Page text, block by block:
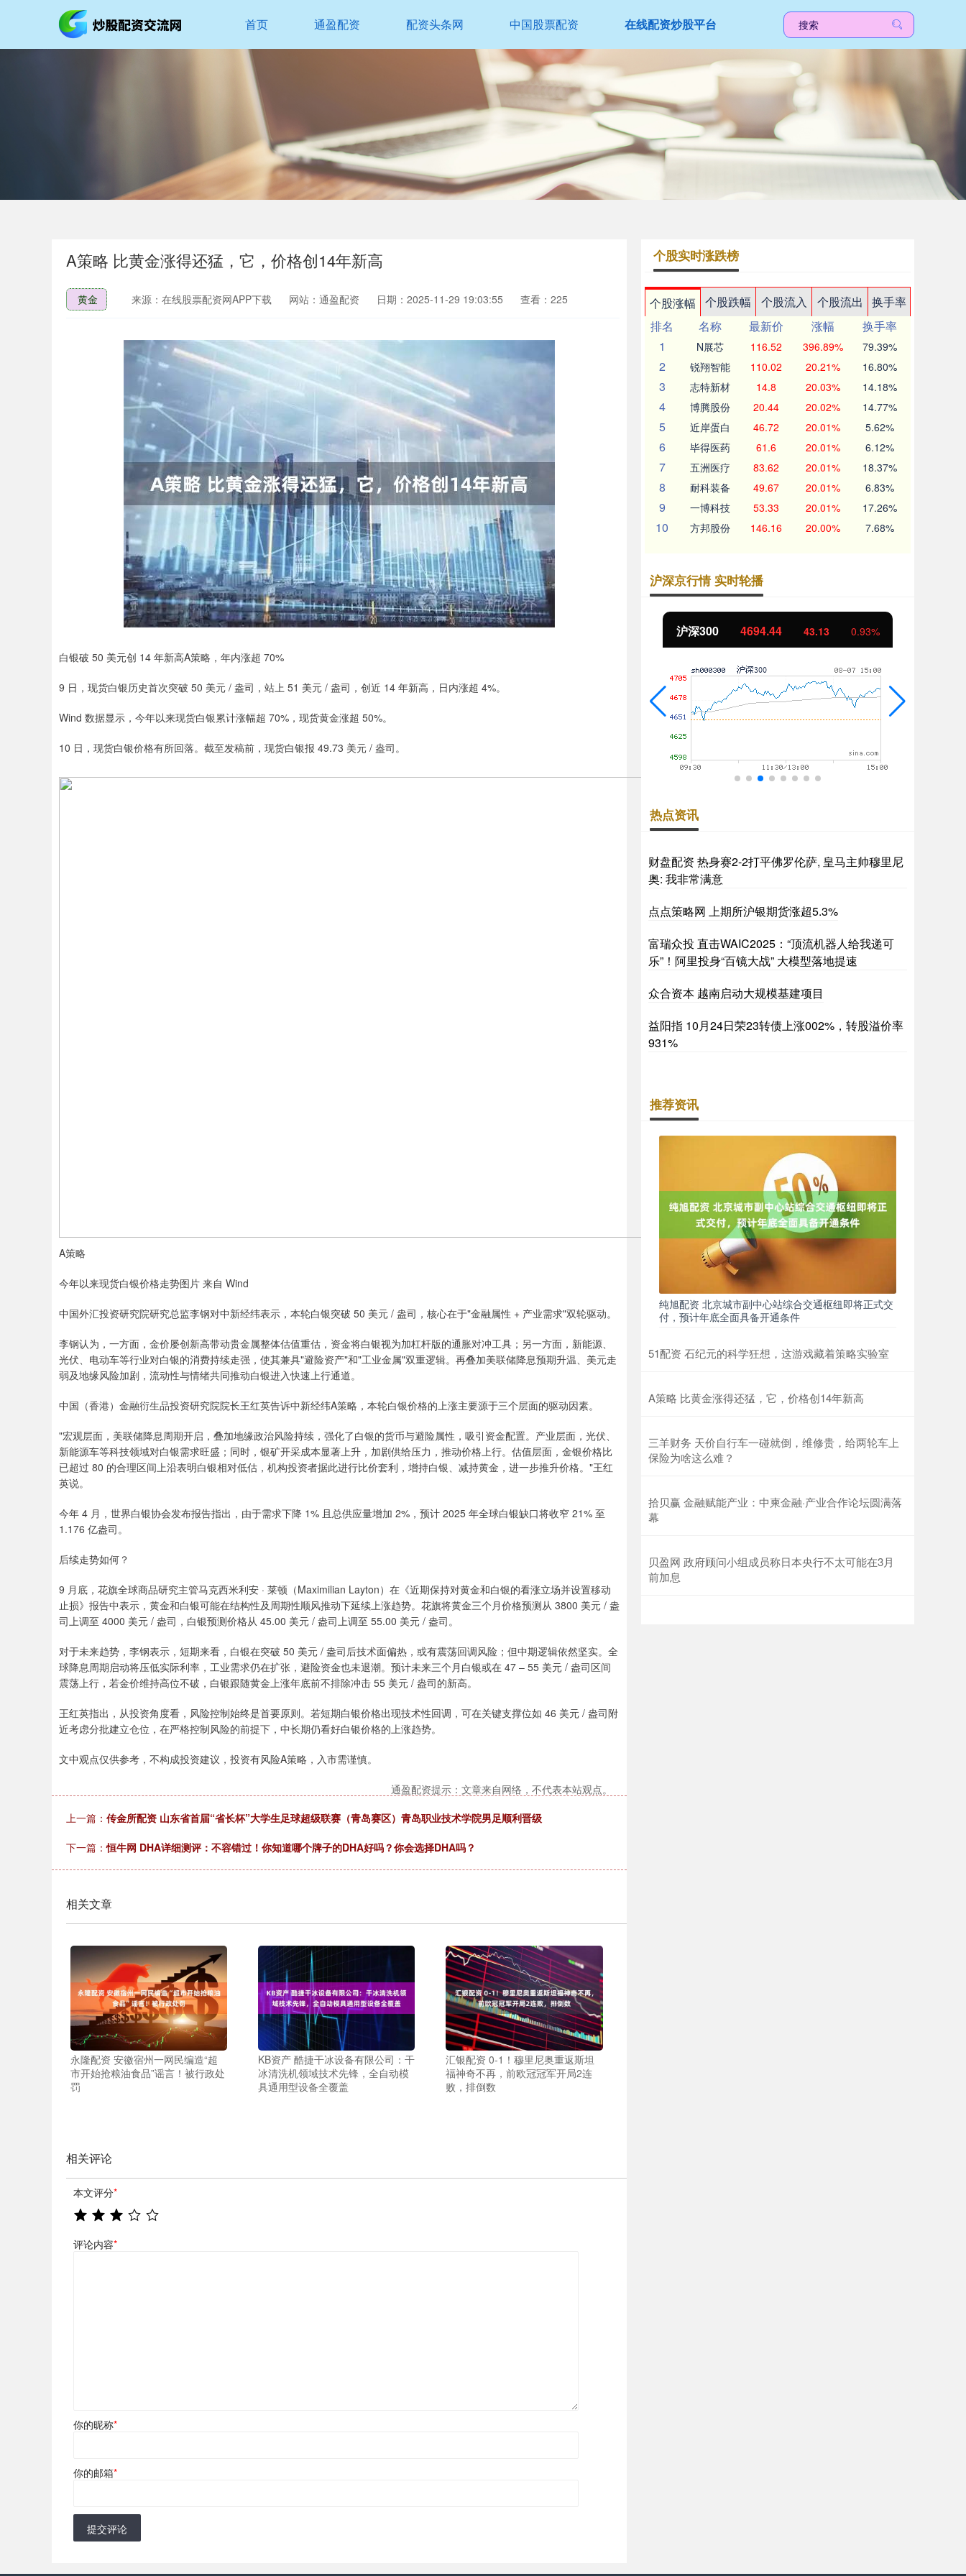
首页 通盈配资 配资头条网 中国股票配资 在线配资炒股平台
A策略 比黄金涨得还猛，它，价格创14年新高
黄金 来源：在线股票配资网APP下载 网站：通盈配资 日期：2025-11-29 19:03:55 查看：225
白银破 50 美元创 14 年新高A策略，年内涨超 70%
9 日，现货白银历史首次突破 50 美元 / 盎司，站上 51 美元 / 盎司，创近 14 年新高，日内涨超 4%。
Wind 数据显示，今年以来现货白银累计涨幅超 70%，现货黄金涨超 50%。
10 日，现货白银价格有所回落。截至发稿前，现货白银报 49.73 美元 / 盎司。
A策略
今年以来现货白银价格走势图片 来自 Wind
中国外汇投资研究院研究总监李钢对中新经纬表示，本轮白银突破 50 美元 / 盎司，核心在于"金融属性 + 产业需求"双轮驱动。
李钢认为，一方面，金价屡创新高带动贵金属整体估值重估，资金将白银视为加杠杆版的通胀对冲工具；另一方面，新能源、
光伏、电动车等行业对白银的消费持续走强，使其兼具"避险资产"和"工业金属"双重逻辑。再叠加美联储降息预期升温、美元走
弱及地缘风险加剧，流动性与情绪共同推动白银进入快速上行通道。
中国（香港）金融衍生品投资研究院院长王红英告诉中新经纬A策略，本轮白银价格的上涨主要源于三个层面的驱动因素。
"宏观层面，美联储降息周期开启，叠加地缘政治风险持续，强化了白银的货币与避险属性，吸引资金配置。产业层面，光伏、
新能源车等科技领域对白银需求旺盛；同时，银矿开采成本显著上升，加剧供给压力，推动价格上行。估值层面，金银价格比
已超过 80 的合理区间上沿表明白银相对低估，机构投资者据此进行比价套利，增持白银、减持黄金，进一步推升价格。"王红
英说。
今年 4 月，世界白银协会发布报告指出，由于需求下降 1% 且总供应量增加 2%，预计 2025 年全球白银缺口将收窄 21% 至
1.176 亿盎司。
后续走势如何？
9 月底，花旗全球商品研究主管马克西米利安 · 莱顿（Maximilian Layton）在《近期保持对黄金和白银的看涨立场并设置移动
止损》报告中表示，黄金和白银可能在结构性及周期性顺风推动下延续上涨趋势。花旗将黄金三个月价格预测从 3800 美元 / 盎
司上调至 4000 美元 / 盎司，白银预测价格从 45.00 美元 / 盎司上调至 55.00 美元 / 盎司。
对于未来趋势，李钢表示，短期来看，白银在突破 50 美元 / 盎司后技术面偏热，或有震荡回调风险；但中期逻辑依然坚实。全
球降息周期启动将压低实际利率，工业需求仍在扩张，避险资金也未退潮。预计未来三个月白银或在 47 – 55 美元 / 盎司区间
震荡上行，若金价维持高位不破，白银跟随黄金上涨年底前不排除冲击 55 美元 / 盎司的新高。
王红英指出，从投资角度看，风险控制始终是首要原则。若短期白银价格出现技术性回调，可在关键支撑位如 46 美元 / 盎司附
近考虑分批建立仓位，在严格控制风险的前提下，中长期仍看好白银价格的上涨趋势。
文中观点仅供参考，不构成投资建议，投资有风险A策略，入市需谨慎。
通盈配资提示：文章来自网络，不代表本站观点。
上一篇： 传金所配资 山东省首届“省长杯”大学生足球超级联赛（青岛赛区）青岛职业技术学院男足顺利晋级
下一篇：恒牛网 DHA详细测评：不容错过！你知道哪个牌子的DHA好吗？你会选择DHA吗？
相关文章
永隆配资 安徽宿州一网民编造“超
市开始抢粮油食品”谣言！被行政处
罚
KB资产 酷捷干冰设备有限公司：干
冰清洗机领域技术先锋，全自动模
具通用型设备全覆盖
汇银配资 0-1！穆里尼奥重返斯坦
福神奇不再，前欧冠冠军开局2连
败，排倒数
相关评论
本文评分*
评论内容*
你的昵称*
你的邮箱*
提交评论
个股实时涨跌榜
个股涨幅 个股跌幅 个股流入 个股流出
换手率
排名
名称 最新价 涨幅
换手率
1
N展芯 116.52 396.89% 79.39%
2 锐翔智能 110.02 20.21% 16.80%
3 志特新材 14.8 20.03% 14.18%
4 博腾股份 20.44 20.02% 14.77%
5 近岸蛋白 46.72 20.01% 5.62%
6 毕得医药 61.6 20.01% 6.12%
7 五洲医疗 83.62 20.01% 18.37%
8 耐科装备 49.67 20.01% 6.83%
9 一博科技 53.33 20.01% 17.26%
10 方邦股份 146.16 20.00% 7.68%
沪深京行情 实时轮播
上证指数 3940.04 39.68 1.02% 深证成指 14311.01 200.89 沪深300 4694.44 43.13 0.93%
热点资讯
财盘配资 热身赛2-2打平佛罗伦萨, 皇马主帅穆里尼
奥: 我非常满意
点点策略网 上期所沪银期货涨超5.3%
富瑞众投 直击WAIC2025：“顶流机器人给我递可
乐”！阿里投身“百镜大战” 大模型落地提速
众合资本 越南启动大规模基建项目
益阳指 10月24日荣23转债上涨002%，转股溢价率
931%
推荐资讯
纯旭配资 北京城市副中心站综合交通枢纽即将正式交
付，预计年底全面具备开通条件
51配资 石纪元的科学狂想，这游戏藏着策略实验室
A策略 比黄金涨得还猛，它，价格创14年新高
三羊财务 天价自行车一碰就倒，维修贵，给两轮车上
保险为啥这么难？
拾贝赢 金融赋能产业：中柬金融·产业合作论坛圆满落
幕
贝盈网 政府顾问小组成员称日本央行不太可能在3月
前加息